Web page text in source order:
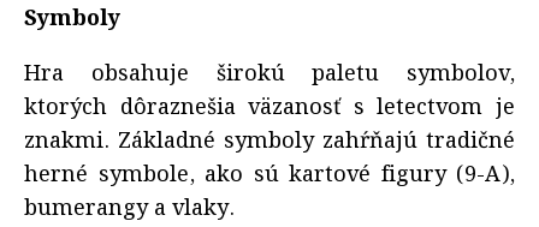
Symboly
Hra obsahuje širokú paletu symbolov,
ktorých dôraznešia väzanosť s letectvom je
znakmi. Základné symboly zahŕňajú tradičné
herné symbole, ako sú kartové figury (9-A),
bumerangy a vlaky.